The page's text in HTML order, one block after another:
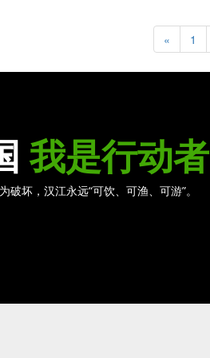
« 1
我是行动者
破坏，汉江永远“可饮、可渔、可游”。